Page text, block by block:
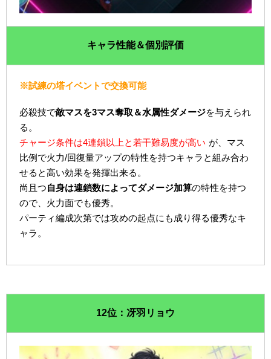
キャラ性能＆個別評価
※試練の塔イベントで交換可能
必殺技で敵マスを3マス奪取＆水属性ダメージを与えられ
る。
チャージ条件は4連鎖以上と若干難易度が高い が、マス
比例で火力/回復量アップの特性を持つキャラと組み合わ
せると高い効果を発揮出来る。
尚且つ自身は連鎖数によってダメージ加算の特性を持つ
ので、火力面でも優秀。
パーティ編成次第では攻めの起点にも成り得る優秀なキ
ャラ。
12位：冴羽リョウ